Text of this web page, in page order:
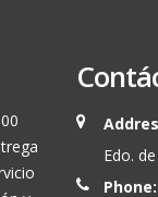
Edo.
Phone: